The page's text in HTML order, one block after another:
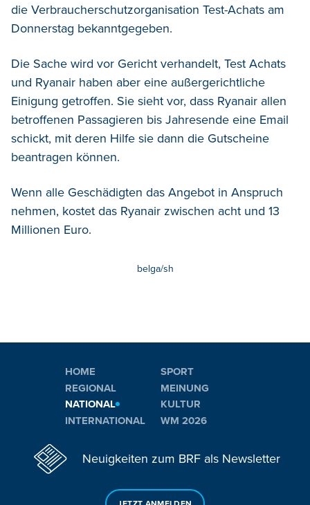
die Verbraucherschutzorganisation Test-Achats am
Donnerstag bekanntgegeben.
Die Sache wird vor Gericht verhandelt, Test Achats
und Ryanair haben aber eine außergerichtliche
Einigung getroffen. Sie sieht vor, dass Ryanair allen
betroffenen Passagieren bis Jahresende eine Email
schickt, mit deren Hilfe sie dann die Gutscheine
beantragen können.
Wenn alle Geschädigten das Angebot in Anspruch
nehmen, kostet das Ryanair zwischen acht und 13
Millionen Euro.
belga/sh
HOME
REGIONAL
NATIONAL
INTERNATIONAL
SPORT
MEINUNG
KULTUR
WM 2026
Neuigkeiten zum BRF als Newsletter